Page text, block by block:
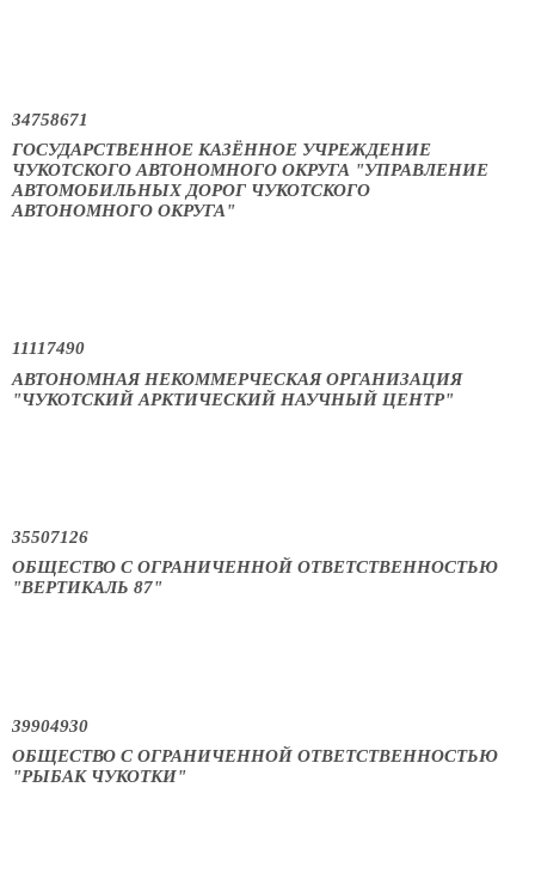
34758671
ГОСУДАРСТВЕННОЕ КАЗЁННОЕ УЧРЕЖДЕНИЕ
ЧУКОТСКОГО АВТОНОМНОГО ОКРУГА "УПРАВЛЕНИЕ
АВТОМОБИЛЬНЫХ ДОРОГ ЧУКОТСКОГО
АВТОНОМНОГО ОКРУГА"
11117490
АВТОНОМНАЯ НЕКОММЕРЧЕСКАЯ ОРГАНИЗАЦИЯ
"ЧУКОТСКИЙ АРКТИЧЕСКИЙ НАУЧНЫЙ ЦЕНТР"
35507126
ОБЩЕСТВО С ОГРАНИЧЕННОЙ ОТВЕТСТВЕННОСТЬЮ
"ВЕРТИКАЛЬ 87"
39904930
ОБЩЕСТВО С ОГРАНИЧЕННОЙ ОТВЕТСТВЕННОСТЬЮ
"РЫБАК ЧУКОТКИ"